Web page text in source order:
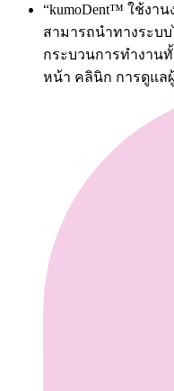
“kumoDent™ ใช้งา
สามารถนำทางระบ
กระบวนการทำงาน
หน้า คลินิก การดูแล